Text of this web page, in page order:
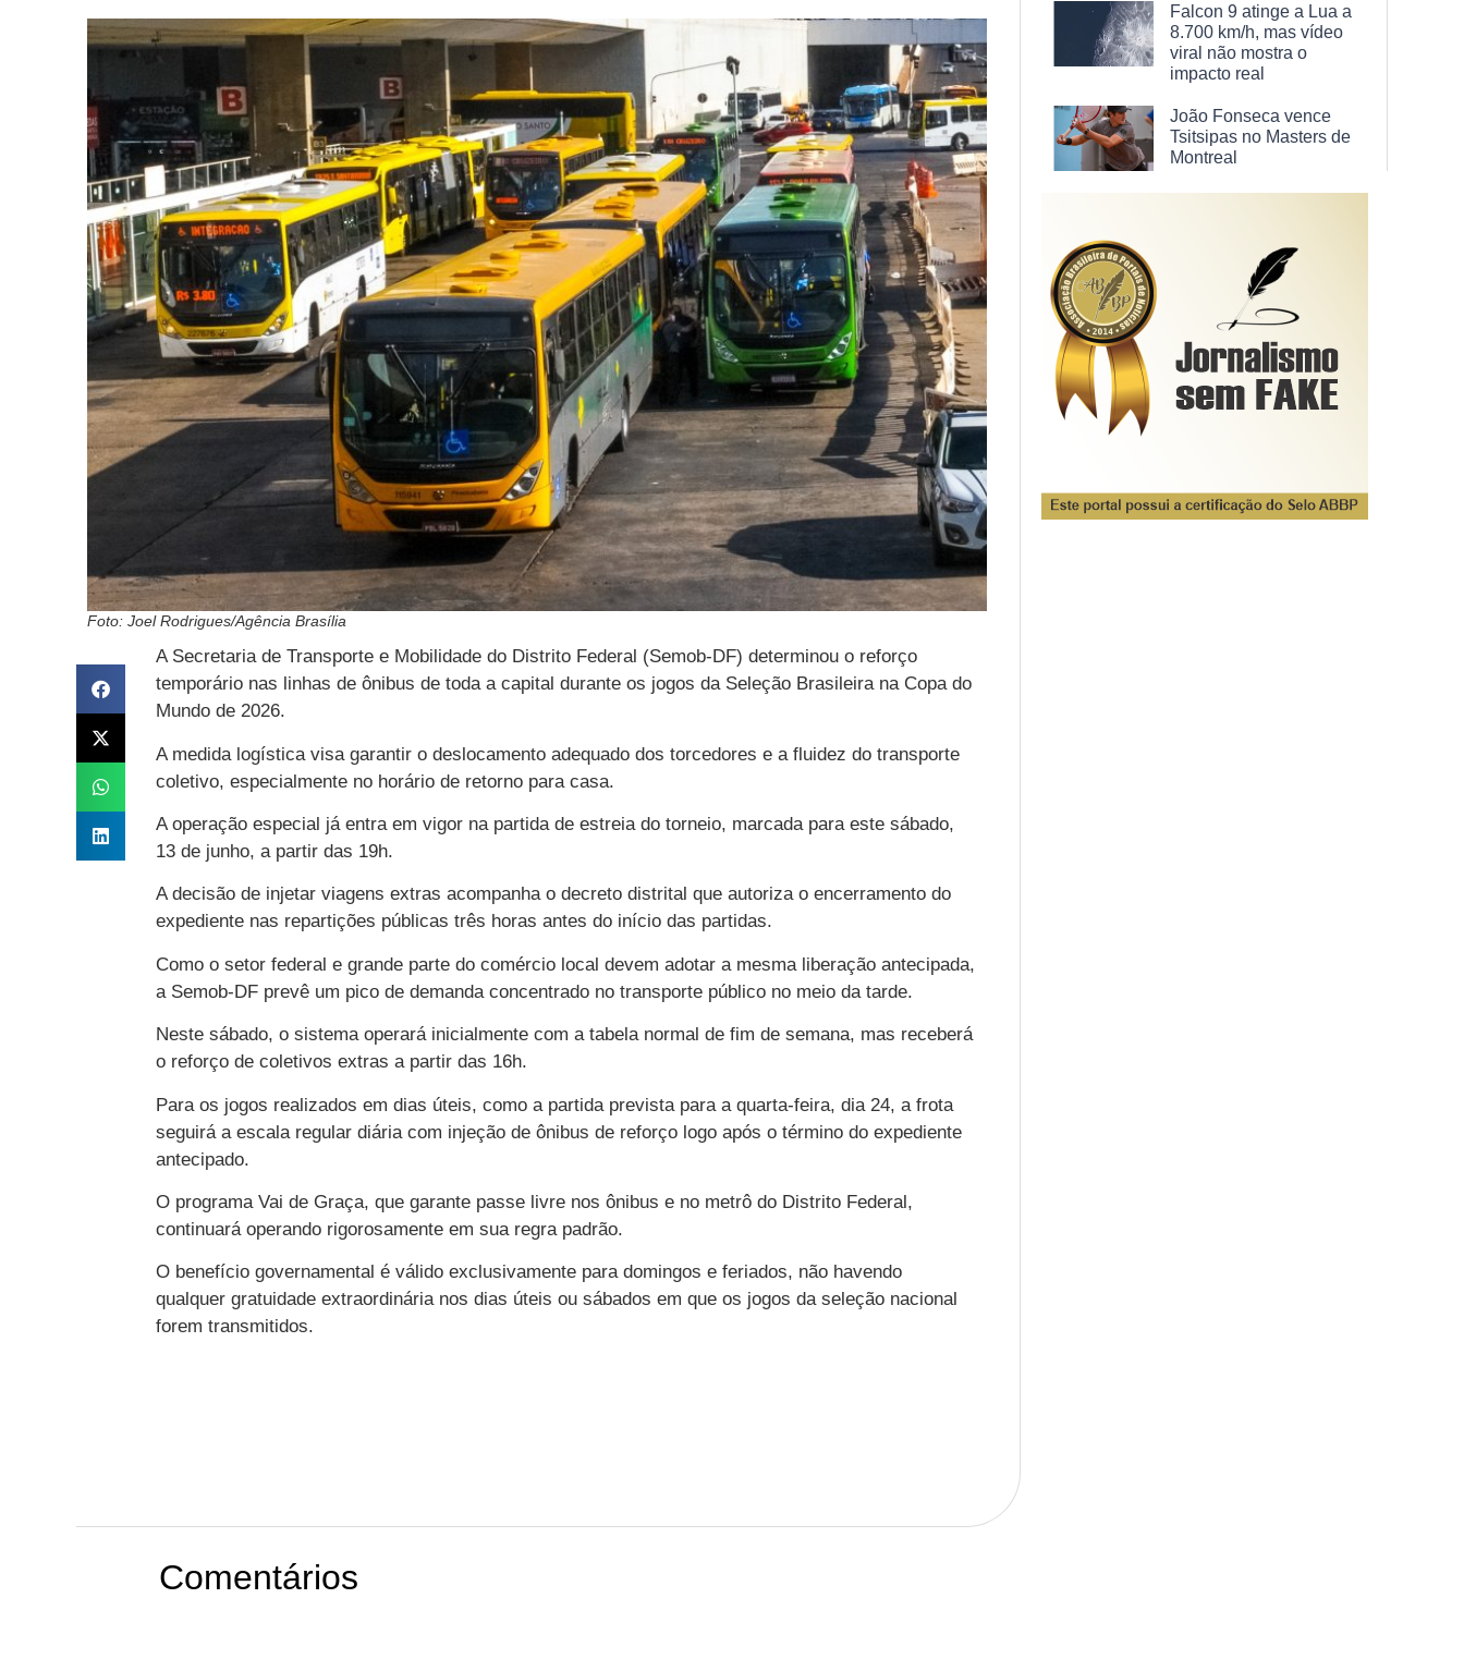
Foto: Joel Rodrigues/Agência Brasília
A Secretaria de Transporte e Mobilidade do Distrito Federal (Semob-DF) determinou o reforço
temporário nas linhas de ônibus de toda a capital durante os jogos da Seleção Brasileira na Copa do
Mundo de 2026.
A medida logística visa garantir o deslocamento adequado dos torcedores e a fluidez do transporte
coletivo, especialmente no horário de retorno para casa.
A operação especial já entra em vigor na partida de estreia do torneio, marcada para este sábado,
13 de junho, a partir das 19h.
A decisão de injetar viagens extras acompanha o decreto distrital que autoriza o encerramento do
expediente nas repartições públicas três horas antes do início das partidas.
Como o setor federal e grande parte do comércio local devem adotar a mesma liberação antecipada,
a Semob-DF prevê um pico de demanda concentrado no transporte público no meio da tarde.
Neste sábado, o sistema operará inicialmente com a tabela normal de fim de semana, mas receberá
o reforço de coletivos extras a partir das 16h.
Para os jogos realizados em dias úteis, como a partida prevista para a quarta-feira, dia 24, a frota
seguirá a escala regular diária com injeção de ônibus de reforço logo após o término do expediente
antecipado.
O programa Vai de Graça, que garante passe livre nos ônibus e no metrô do Distrito Federal,
continuará operando rigorosamente em sua regra padrão.
O benefício governamental é válido exclusivamente para domingos e feriados, não havendo
qualquer gratuidade extraordinária nos dias úteis ou sábados em que os jogos da seleção nacional
forem transmitidos.
Falcon 9 atinge a Lua a
8.700 km/h, mas vídeo
viral não mostra o
impacto real
João Fonseca vence
Tsitsipas no Masters de
Montreal
Comentários